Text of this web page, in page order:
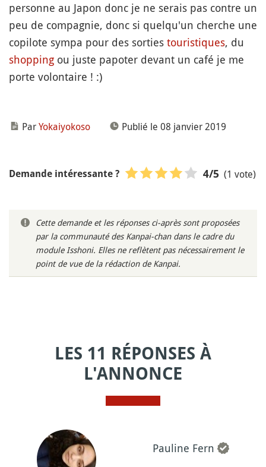
personne au Japon donc je ne serais pas contre un
peu de compagnie, donc si quelqu'un cherche une
copilote sympa pour des sorties touristiques, du
shopping ou juste papoter devant un café je me
porte volontaire ! :)
ParYokaiyokoso Publié le 08 janvier 2019
Demande intéressante ? 4/5 (1 vote)
Cette demande et les réponses ci-après sont proposées
par la communauté des Kanpai-chan dans le cadre du
module Isshoni. Elles ne reflètent pas nécessairement le
point de vue de la rédaction de Kanpai.
LES 11 RÉPONSES À
L'ANNONCE
Pauline Fern